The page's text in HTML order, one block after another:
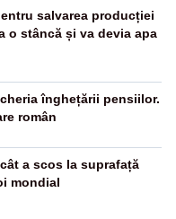
salvarea producției
o stâncă și va devia apa
înghețării pensiilor.
român
a scos la suprafață
mondial